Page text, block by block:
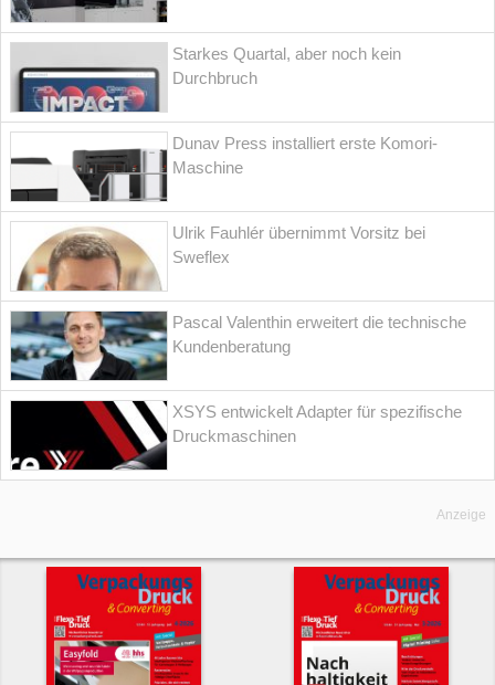
Starkes Quartal, aber noch kein
Durchbruch
Dunav Press installiert erste Komori-
Maschine
Ulrik Fauhlér übernimmt Vorsitz bei
Sweflex
Pascal Valenthin erweitert die technische
Kundenberatung
XSYS entwickelt Adapter für spezifische
Druckmaschinen
Anzeige